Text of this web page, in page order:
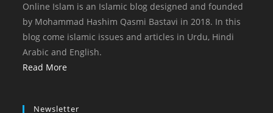
Online Islam is an Islamic blog designed and founded
by Mohammad Hashim Qasmi Bastavi in 2018. In this
blog come islamic issues and articles in Urdu, Hindi
Arabic and English.
Read More
Newsletter